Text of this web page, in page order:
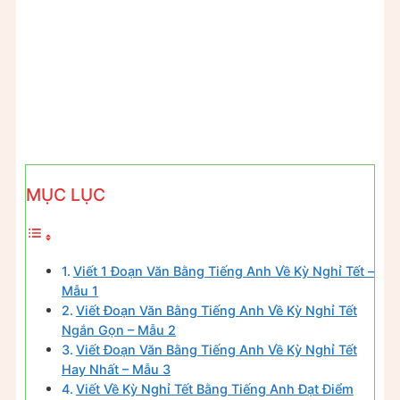
MỤC LỤC
Viết 1 Đoạn Văn Bằng Tiếng Anh Về Kỳ Nghỉ Tết –
Mẫu 1
Viết Đoạn Văn Bằng Tiếng Anh Về Kỳ Nghỉ Tết
Ngắn Gọn – Mẫu 2
Viết Đoạn Văn Bằng Tiếng Anh Về Kỳ Nghỉ Tết
Hay Nhất – Mẫu 3
Viết Về Kỳ Nghỉ Tết Bằng Tiếng Anh Đạt Điểm